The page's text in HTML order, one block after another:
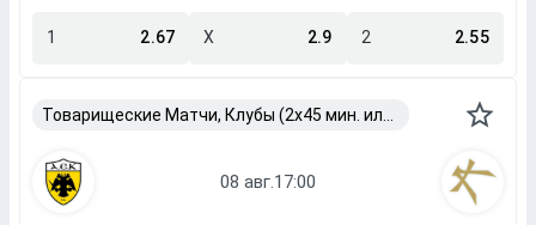
1 2.67 X 2.9 2 2.55